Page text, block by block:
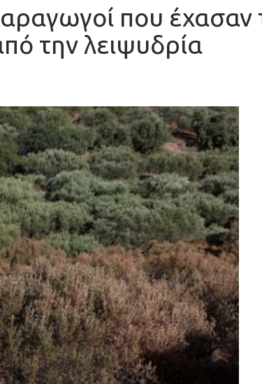
που έχασαν
την λειψυδρία